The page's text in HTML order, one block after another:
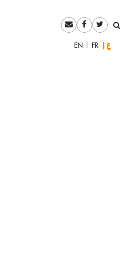
العربيةFrançais
English